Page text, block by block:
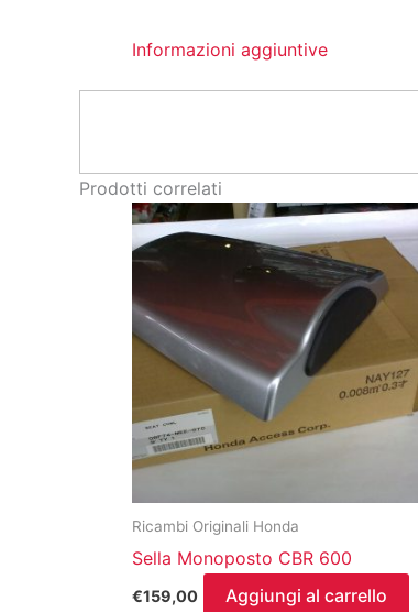
Informazioni aggiuntive
Prodotti correlati
Ricambi Originali Honda
Sella Monoposto CBR 600
€159,00 Aggiungi al carrello